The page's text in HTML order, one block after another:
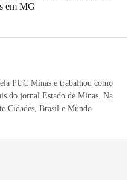
em MG
PUC Minas e trabalhou como
do jornal Estado de Minas. Na
Cidades, Brasil e Mundo.